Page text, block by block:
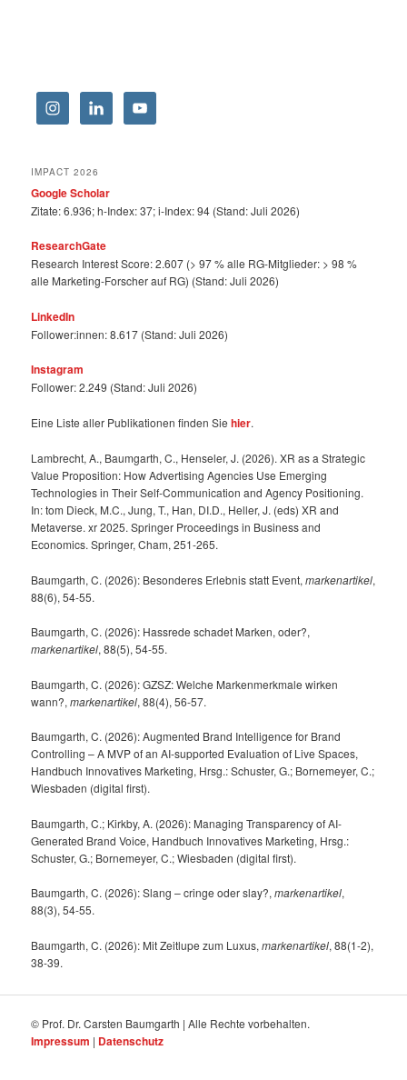
IMPACT 2026
Google Scholar
Zitate: 6.936; h-Index: 37; i-Index: 94 (Stand: Juli 2026)
ResearchGate
Research Interest Score: 2.607 (> 97 % alle RG-Mitglieder: > 98 %
alle Marketing-Forscher auf RG) (Stand: Juli 2026)
LinkedIn
Follower:innen: 8.617 (Stand: Juli 2026)
Instagram
Follower: 2.249 (Stand: Juli 2026)
Eine Liste aller Publikationen finden Siehier.
Lambrecht, A., Baumgarth, C., Henseler, J. (2026). XR as a Strategic
Value Proposition: How Advertising Agencies Use Emerging
Technologies in Their Self-Communication and Agency Positioning.
In: tom Dieck, M.C., Jung, T., Han, DI.D., Heller, J. (eds) XR and
Metaverse. xr 2025. Springer Proceedings in Business and
Economics. Springer, Cham, 251-265.
Baumgarth, C. (2026): Besonderes Erlebnis statt Event,markenartikel,
88(6), 54-55.
Baumgarth, C. (2026): Hassrede schadet Marken, oder?,
markenartikel, 88(5), 54-55.
Baumgarth, C. (2026): GZSZ: Welche Markenmerkmale wirken
wann?,markenartikel, 88(4), 56-57.
Baumgarth, C. (2026): Augmented Brand Intelligence for Brand
Controlling – A MVP of an AI-supported Evaluation of Live Spaces,
Handbuch Innovatives Marketing, Hrsg.: Schuster, G.; Bornemeyer, C.;
Wiesbaden (digital first).
Baumgarth, C.; Kirkby, A. (2026): Managing Transparency of AI-
Generated Brand Voice, Handbuch Innovatives Marketing, Hrsg.:
Schuster, G.; Bornemeyer, C.; Wiesbaden (digital first).
Baumgarth, C. (2026): Slang – cringe oder slay?,markenartikel,
88(3), 54-55.
Baumgarth, C. (2026): Mit Zeitlupe zum Luxus,markenartikel, 88(1-2),
38-39.
© Prof. Dr. Carsten Baumgarth | Alle Rechte vorbehalten.
Impressum | Datenschutz